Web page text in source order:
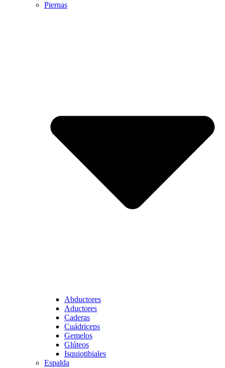
Piernas
Abductores
Aductores
Caderas
Cuádriceps
Gemelos
Glúteos
Isquiotibiales
Espalda